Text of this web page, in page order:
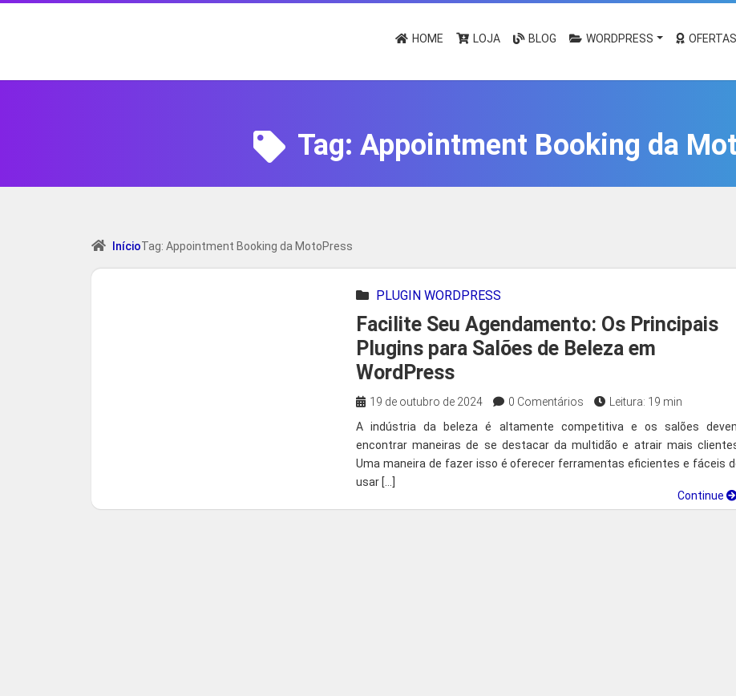
HOME LOJA BLOG WORDPRESS OFERTAS
Tag: Appointment Booking da
InícioTag: Appointment Booking da MotoPress
PLUGIN WORDPRESS
Facilite Seu Agendamento: Os Principais
Plugins para Salões de Beleza em
WordPress
19 de outubro de 2024 0 Comentários
Leitura: 19 min
A indústria da beleza é altamente competitiva e os salões
encontrar maneiras de se destacar da multidão e atrair mais
Uma maneira de fazer isso é oferecer ferramentas eficientes e fáceis
usar […]
Continue